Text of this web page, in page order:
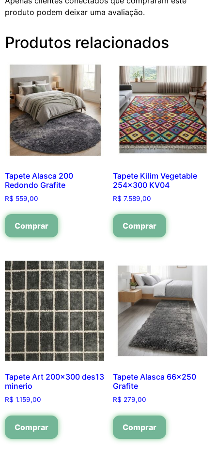
produto podem deixar uma avaliação.
Produtos relacionados
Tapete Alasca 200
Redondo Grafite
R$ 559,00
Comprar
Tapete Kilim Vegetable
254×300 KV04
R$ 7.589,00
Comprar
Tapete Art 200×300 des13
minerio
R$ 1.159,00
Comprar
Tapete Alasca 66×250
Grafite
R$ 279,00
Comprar